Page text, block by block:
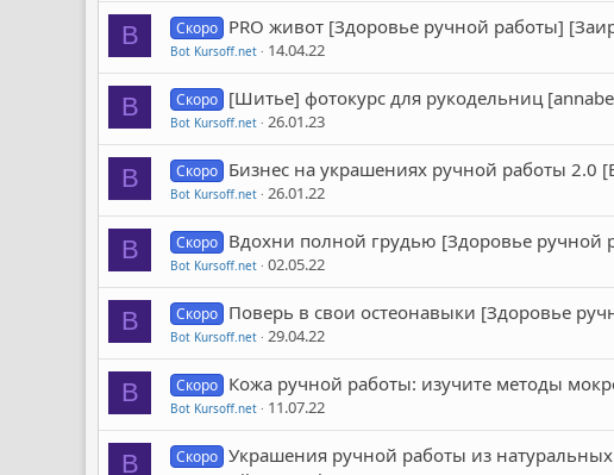
B Скоро PRO живот [Здоровье ручной работы]
Bot Kursoff.net 14.04.22
B Скоро [Шитье] фотокурс для рукодельниц
Bot Kursoff.net 26.01.23
B Скоро Бизнес на украшениях ручной работы 2.0
Bot Kursoff.net 26.01.22
B Скоро Вдохни полной грудью [Здоровье ручной
Bot Kursoff.net 02.05.22
B Скоро Поверь в свои остеонавыки [Здоровье
Bot Kursoff.net 29.04.22
B Скоро Кожа ручной работы: изучите методы
Bot Kursoff.net 11.07.22
B Скоро Украшения ручной работы из